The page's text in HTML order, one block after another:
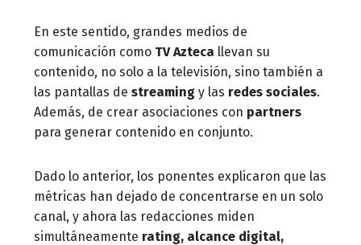
En este sentido, grandes medios de
comunicación como TV Azteca llevan su
contenido, no solo a la televisión, sino también a
las pantallas de streaming y las redes sociales.
Además, de crear asociaciones con partners
para generar contenido en conjunto.
Dado lo anterior, los ponentes explicaron que las
métricas han dejado de concentrarse en un solo
canal, y ahora las redacciones miden
simultáneamente rating, alcance digital,